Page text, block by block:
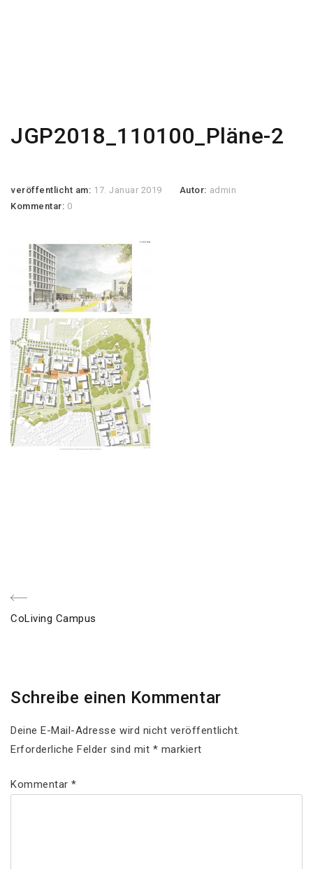
JGP2018_110100_Pläne-2
veröffentlicht am: 17. Januar 2019 Autor: admin
Kommentar: 0
Beitragsnavigation
voriger
CoLiving Campus
Schreibe einen Kommentar
Deine E-Mail-Adresse wird nicht veröffentlicht.
Erforderliche Felder sind mit * markiert
Kommentar*